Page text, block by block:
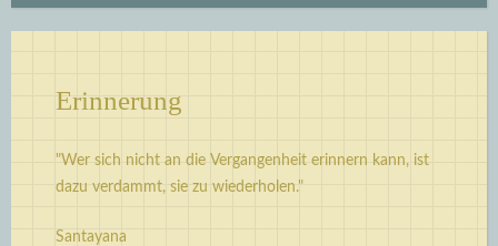
Erinnerung
"Wer sich nicht an die Vergangenheit erinnern kann, ist
dazu verdammt, sie zu wiederholen."
Santayana